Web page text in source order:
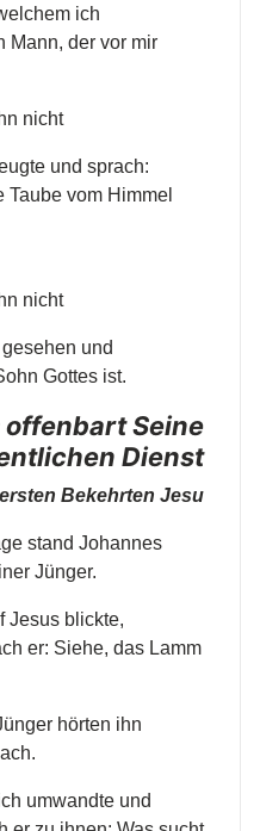
ich
Mann, der vor mir
nicht
und sprach:
Taube vom Himmel
nicht
und
Gottes ist.
offenbart Seine
Dienst
Bekehrten Jesu
stand Johannes
Jünger.
Jesus blickte,
er: Siehe, das Lamm
hörten ihn
umwandte und